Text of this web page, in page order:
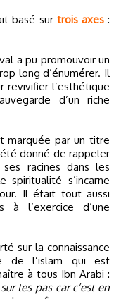
basé sur trois axes:
a pu promouvoir un
long d’énumérer. Il
revivifier l’esthétique
d’un riche
marquée par un titre
donné de rappeler
racines dans les
s’incarne
Il était tout aussi
à l’exercice d’une
sur la connaissance
de l’islam qui est
à tous Ibn Arabi :
tes pas car c’est en